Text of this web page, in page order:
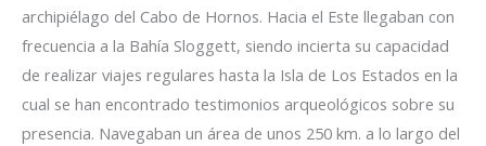
archipiélago del Cabo de Hornos. Hacia el Este llegaban con
frecuencia a la Bahía Sloggett, siendo incierta su capacidad
de realizar viajes regulares hasta la Isla de Los Estados en la
cual se han encontrado testimonios arqueológicos sobre su
presencia. Navegaban un área de unos 250 km. a lo largo del